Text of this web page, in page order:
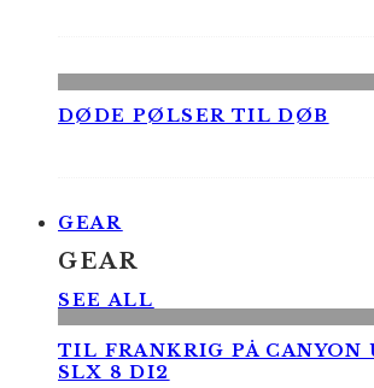
DØDE PØLSER TIL DØB
GEAR
GEAR
SEE ALL
TIL FRANKRIG PÅ CANYON
SLX 8 DI2